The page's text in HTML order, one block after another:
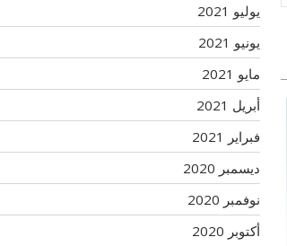
يوليو 2021
يونيو 2021
مايو 2021
أبريل 2021
فبراير 2021
ديسمبر 2020
نوفمبر 2020
أكتوبر 2020